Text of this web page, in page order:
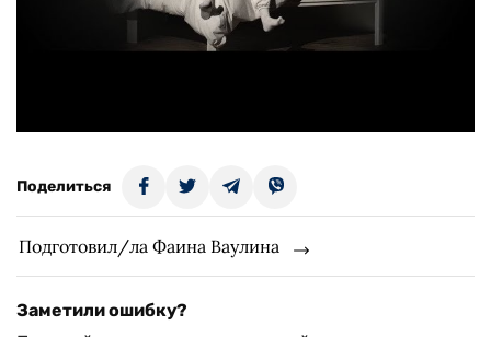
Поделиться
Подготовил/ла Фаина Ваулина
Заметили ошибку?